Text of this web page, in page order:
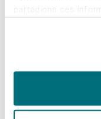
tes données
essentiels, ce qui
tes préférences. Tu
Vous n’avez
canapé de